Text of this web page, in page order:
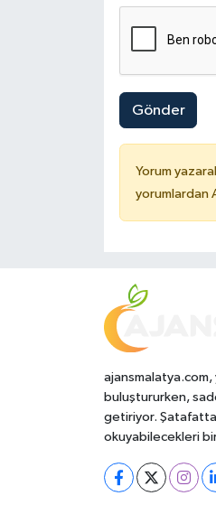
Gönder
Yorum
yorumlardan
ajansmalatya.com,
buluştururken,
getiriyor.
okuyabilecekleri